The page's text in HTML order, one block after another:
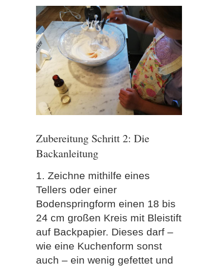
Zubereitung Schritt 2: Die
Backanleitung
1. Zeichne mithilfe eines
Tellers oder einer
Bodenspringform einen 18 bis
24 cm großen Kreis mit Bleistift
auf Backpapier. Dieses darf –
wie eine Kuchenform sonst
auch – ein wenig gefettet und